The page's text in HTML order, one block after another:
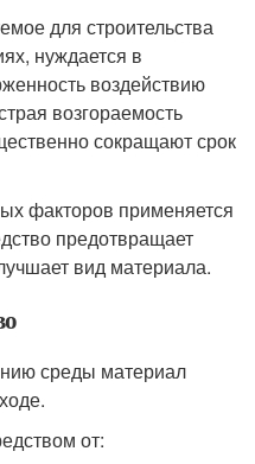
для строительства
нуждается в
воздействию
возгораемость
сокращают срок
факторов применяется
предотвращает
вид материала.
среды материал
от: